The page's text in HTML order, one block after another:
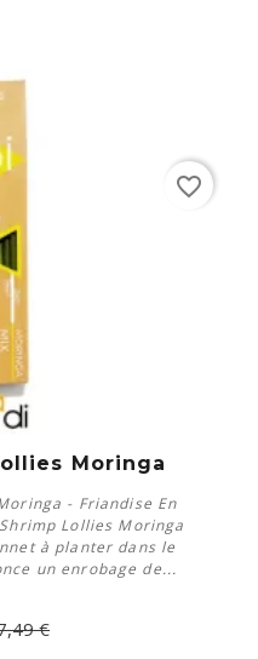
Moringa
- Friandise En
Lollies Moringa
à planter dans le
un enrobage de...
€
favorite_border